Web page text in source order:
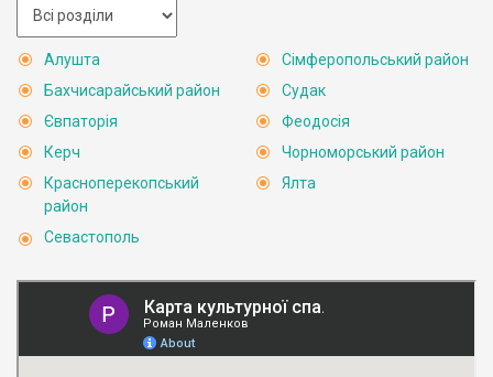
Алушта
Бахчисарайський район
Євпаторія
Керч
Красноперекопський
район
Севастополь
Сімферопольський район
Судак
Феодосія
Чорноморський район
Ялта